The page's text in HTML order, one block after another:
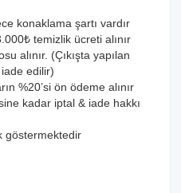
konaklama şartı vardır
temizlik ücreti alınır
alınır. (Çıkışta yapılan
edilir)
%20’si ön ödeme alınır
kadar iptal & iade hakkı
göstermektedir